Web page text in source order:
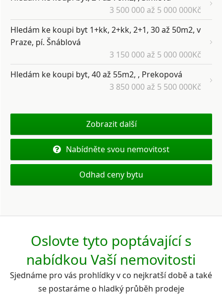
3 500 000 až 5 000 000Kč
Hledám ke koupi byt 1+kk, 2+kk, 2+1, 30 až 50m2, v
Praze, pí. Šnáblová
3 150 000 až 5 000 000Kč
Hledám ke koupi byt, 40 až 55m2, , Prekopová
3 850 000 až 5 500 000Kč
Zobrazit další
Nabídněte svou nemovitost
Odhad ceny bytu
Oslovte tyto poptávající s
nabídkou Vaší nemovitosti
Sjednáme pro vás prohlídky v co nejkratší době a také
se postaráme o hladký průběh prodeje